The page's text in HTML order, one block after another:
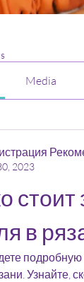
Media
2023
стоит
в
Узнайте,